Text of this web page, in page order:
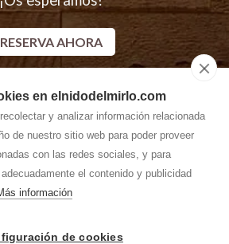
en elnidodelmirlo.com
y analizar información relacionada
de nuestro sitio web para poder proveer
con las redes sociales, y para
el contenido y publicidad
información
de cookies
RESERVA AHORA
rurales en Casarejos